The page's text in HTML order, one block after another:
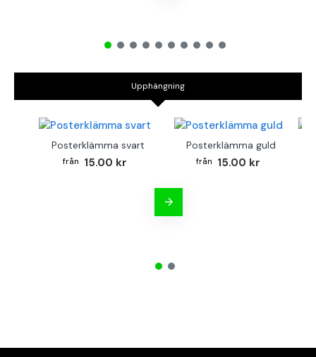
Upphängning
Posterklämma svart
15.00 kr
Posterklämma guld
15.00 kr